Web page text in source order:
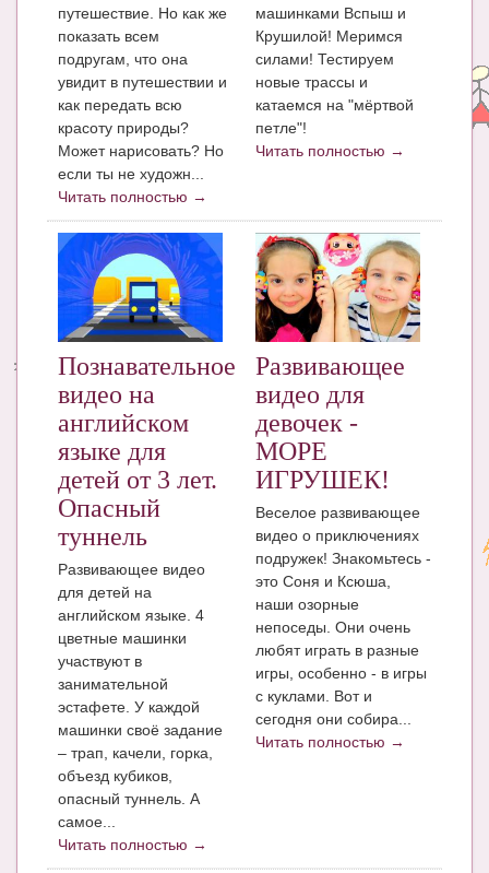
путешествие. Но как же
показать всем
подругам, что она
увидит в путешествии и
как передать всю
красоту природы?
Может нарисовать? Но
если ты не художн...
Читать полностью →
машинками Вспыш и
Крушилой! Меримся
силами! Тестируем
новые трассы и
катаемся на "мёртвой
петле"!
Читать полностью →
Познавательное
видео на
английском
языке для
детей от 3 лет.
Опасный
туннель
Развивающее видео
для детей на
английском языке. 4
цветные машинки
участвуют в
занимательной
эстафете. У каждой
машинки своё задание
– трап, качели, горка,
объезд кубиков,
опасный туннель. А
самое...
Читать полностью →
Развивающее
видео для
девочек -
МОРЕ
ИГРУШЕК!
Веселое развивающее
видео о приключениях
подружек! Знакомьтесь -
это Соня и Ксюша,
наши озорные
непоседы. Они очень
любят играть в разные
игры, особенно - в игры
с куклами. Вот и
сегодня они собира...
Читать полностью →